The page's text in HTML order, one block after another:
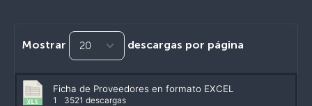
Mostrar descargas por página
Ficha de Proveedores en formato EXCEL
1 3521 descargas